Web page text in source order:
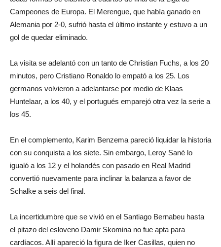
Campeones de Europa. El Merengue, que había ganado en
Alemania por 2-0, sufrió hasta el último instante y estuvo a un
gol de quedar eliminado.
La visita se adelantó con un tanto de Christian Fuchs, a los 20
minutos, pero Cristiano Ronaldo lo empató a los 25. Los
germanos volvieron a adelantarse por medio de Klaas
Huntelaar, a los 40, y el portugués emparejó otra vez la serie a
los 45.
En el complemento, Karim Benzema pareció liquidar la historia
con su conquista a los siete. Sin embargo, Leroy Sané lo
igualó a los 12 y el holandés con pasado en Real Madrid
convertió nuevamente para inclinar la balanza a favor de
Schalke a seis del final.
La incertidumbre que se vivió en el Santiago Bernabeu hasta
el pitazo del esloveno Damir Skomina no fue apta para
cardíacos. Allí apareció la figura de Iker Casillas, quien no